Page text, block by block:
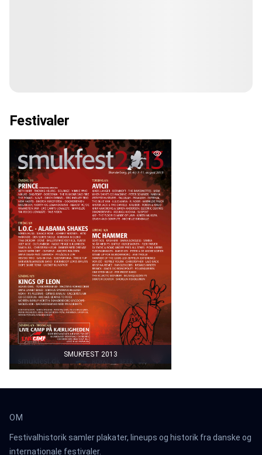
Festivaler
SMUKFEST 2013
OM
Festivalhistorik samler plakater, lineups og historik fra danske og
internationale festivaler.